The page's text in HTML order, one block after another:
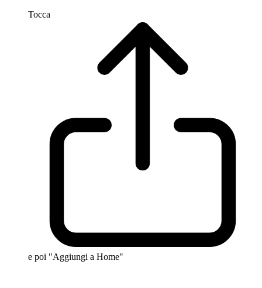
Tocca
e poi "Aggiungi a Home"